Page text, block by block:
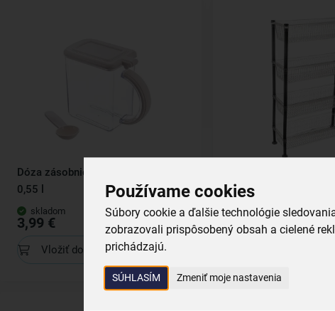
Používame cookies
Súbory cookie a ďalšie technológie
zobrazovali prispôsobený obsah a cielené
prichádzajú.
SÚHLASÍM Zmeniť moje nastavenia
Dóza zásobnica s viečkom Eva
0,55 l
skladom
3,99 €
Vložiť do košíka
skladom
18,99 €